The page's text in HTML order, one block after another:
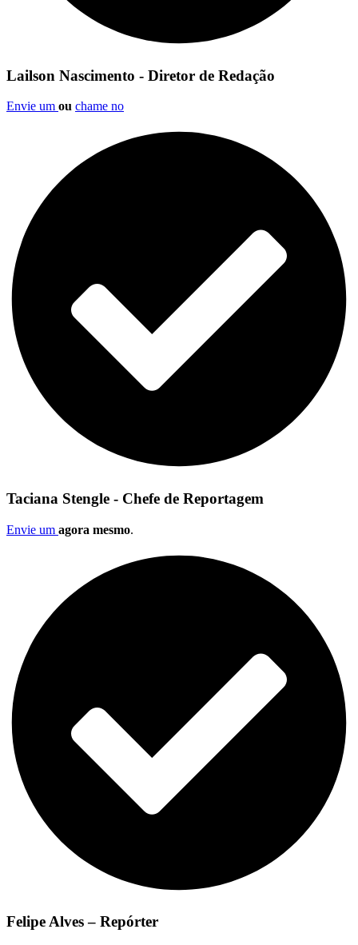
Lailson Nascimento - Diretor de Redação
Envie um ou chame no
Taciana Stengle - Chefe de Reportagem
Envie um agora mesmo.
Felipe Alves – Repórter